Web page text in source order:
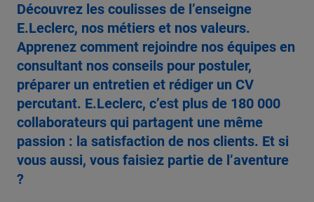
Découvrez les coulisses de l’enseigne
E.Leclerc, nos métiers et nos valeurs.
Apprenez comment rejoindre nos équipes en
consultant nos conseils pour postuler,
préparer un entretien et rédiger un CV
percutant. E.Leclerc, c’est plus de 180 000
collaborateurs qui partagent une même
passion : la satisfaction de nos clients. Et si
vous aussi, vous faisiez partie de l’aventure
?